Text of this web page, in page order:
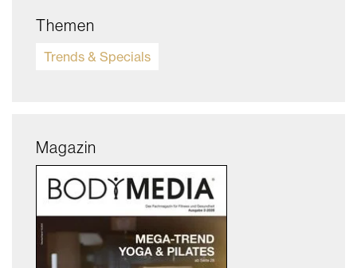
Themen
Trends & Specials
Magazin